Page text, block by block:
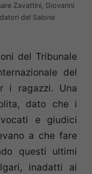
Zavattini, Giovanni
del Salone
del Tribunale
del
i ragazzi. Una
dato che i
e giudici
a che fare
questi ultimi
inadatti ai